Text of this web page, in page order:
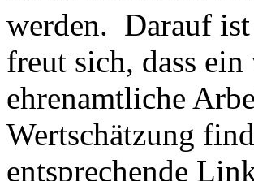
werden. Darauf
freut sich, dass
ehrenamtliche
Wertschätzung
entsprechende